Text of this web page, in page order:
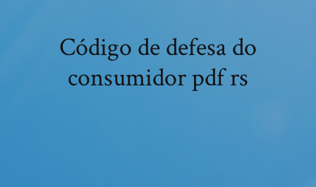
Código de defesa do
consumidor pdf rs